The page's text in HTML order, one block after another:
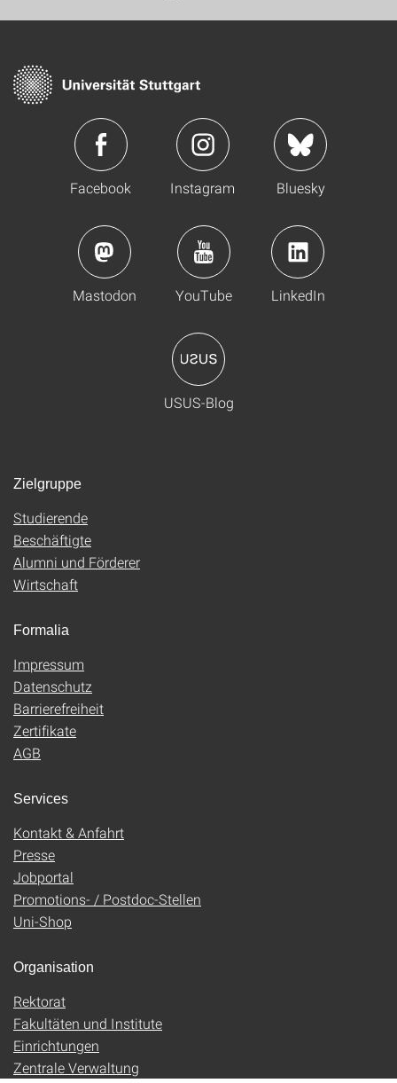
Facebook Instagram Bluesky
Mastodon YouTube LinkedIn
USUS-Blog
Zielgruppe
Studierende
Beschäftigte
Alumni und Förderer
Wirtschaft
Formalia
Impressum
Datenschutz
Barrierefreiheit
Zertifikate
AGB
Services
Kontakt & Anfahrt
Presse
Jobportal
Promotions- / Postdoc-Stellen
Uni-Shop
Organisation
Rektorat
Fakultäten und Institute
Einrichtungen
Zentrale Verwaltung